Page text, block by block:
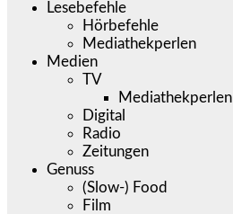
Lesebefehle
Hörbefehle
Mediathekperlen
Medien
TV
Mediathekperlen
Digital
Radio
Zeitungen
Genuss
(Slow-) Food
Film